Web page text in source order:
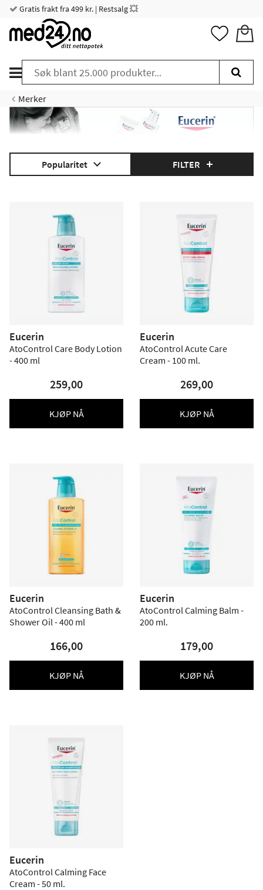
Gratis frakt fra 499 kr. | Restsalg 💥
Merker
Popularitet FILTER
Eucerin
AtoControl Care Body Lotion
- 400 ml
259,00
KJØP NÅ
Eucerin
AtoControl Acute Care
Cream - 100 ml.
269,00
KJØP NÅ
Eucerin
AtoControl Cleansing Bath &
Shower Oil - 400 ml
166,00
KJØP NÅ
Eucerin
AtoControl Calming Balm -
200 ml.
179,00
KJØP NÅ
Eucerin
AtoControl Calming Face
Cream - 50 ml.